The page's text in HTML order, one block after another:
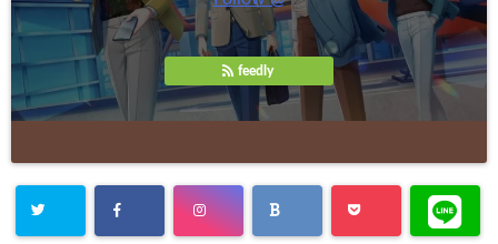
feedly